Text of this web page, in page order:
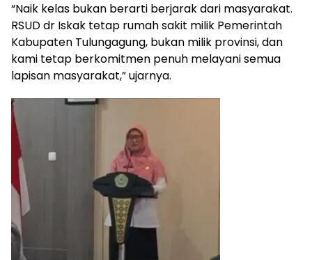
“Naik kelas bukan berarti berjarak dari masyarakat.
RSUD dr Iskak tetap rumah sakit milik Pemerintah
Kabupaten Tulungagung, bukan milik provinsi, dan
kami tetap berkomitmen penuh melayani semua
lapisan masyarakat,” ujarnya.